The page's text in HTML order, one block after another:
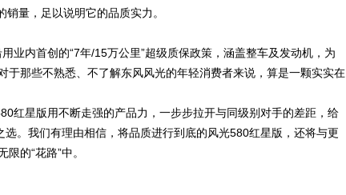
量，足以说明它的品质实力。
业内首创的“7年/15万公里”超级质保政策，涵盖整车及发动机，为
于那些不熟悉、不了解东风风光的年轻消费者来说， 算是一颗实实在
红星版用不断走强的产品力，一步步拉开与同级别对手的差距， 给
选。我们有理由相信，将品质进行到底的风光580红星版，还将与更
限的“花路”中。